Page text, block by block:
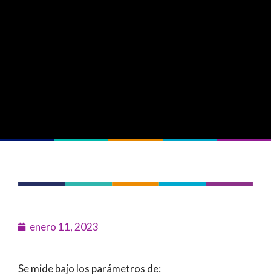
enero 11, 2023
Se mide bajo los parámetros de: